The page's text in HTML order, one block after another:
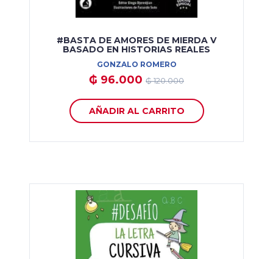
#BASTA DE AMORES DE MIERDA V
BASADO EN HISTORIAS REALES
GONZALO ROMERO
₲ 96.000 ₲ 120.000
AÑADIR AL CARRITO